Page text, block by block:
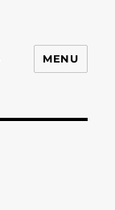
MENU